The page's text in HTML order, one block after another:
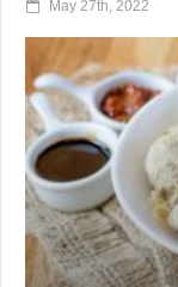
May 27th, 2022